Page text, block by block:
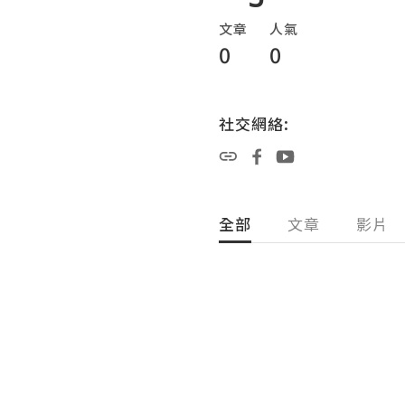
文章
0
人氣
0
社交網絡:
全部 文章 影片